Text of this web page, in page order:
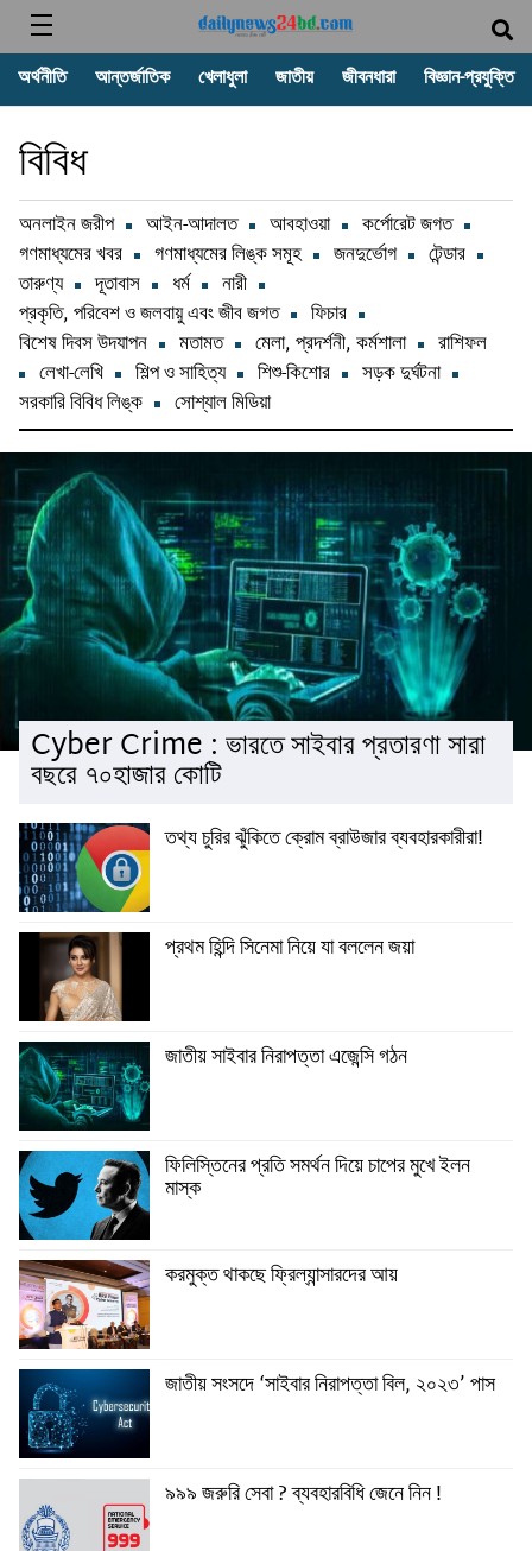
অর্থনীতি আন্তর্জাতিক খেলাধুলা জাতীয় জীবনধারা বিজ্ঞান-প্রযুক্তি
বিবিধ
অনলাইন জরীপ আইন-আদালত আবহাওয়া
কর্পোরেট জগত
গণমাধ্যমের খবর
গণমাধ্যমের লিঙ্ক সমূহ জনদুর্ভোগ
টেন্ডার
তারুণ্য
দূতাবাস ধর্ম
নারী
প্রকৃতি, পরিবেশ ও জলবায়ু এবং জীব জগত
ফিচার
বিশেষ দিবস উদযাপন
মতামত মেলা, প্রদর্শনী, কর্মশালা
রাশিফল
লেখা-লেখি
শিল্প ও সাহিত্য শিশু-কিশোর
সড়ক দুর্ঘটনা
সরকারি বিবিধ লিঙ্ক
সোশ্যাল মিডিয়া
Cyber Crime : ভারতে সাইবার প্রতারণা সারা
বছরে ৭০হাজার কোটি
তথ্য চুরির ঝুঁকিতে ক্রোম ব্রাউজার ব্যবহারকারীরা!
প্রথম হিন্দি সিনেমা নিয়ে যা বললেন জয়া
জাতীয় সাইবার নিরাপত্তা এজেন্সি গঠন
ফিলিস্তিনের প্রতি সমর্থন দিয়ে চাপের মুখে ইলন
মাস্ক
করমুক্ত থাকছে ফ্রিল্যান্সারদের আয়
জাতীয় সংসদে ‘সাইবার নিরাপত্তা বিল, ২০২৩’ পাস
৯৯৯ জরুরি সেবা ? ব্যবহারবিধি জেনে নিন !